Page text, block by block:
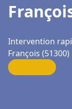
Intervention
François (51300)